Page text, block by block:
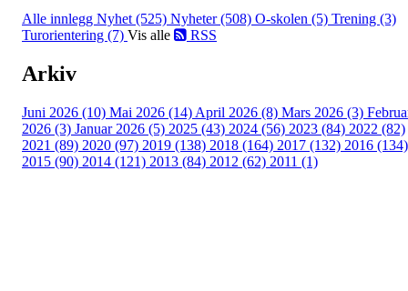
Alle innlegg Nyhet (525) Nyheter (508) O-skolen (5) Trening (3)
Turorientering (7) Vis alle RSS
Arkiv
Juni 2026 (10) Mai 2026 (14) April 2026 (8) Mars 2026 (3)
2026 (3) Januar 2026 (5) 2025 (43) 2024 (56) 2023 (84) 2022 (82)
2021 (89) 2020 (97) 2019 (138) 2018 (164) 2017 (132) 2016 (134)
2015 (90) 2014 (121) 2013 (84) 2012 (62) 2011 (1)